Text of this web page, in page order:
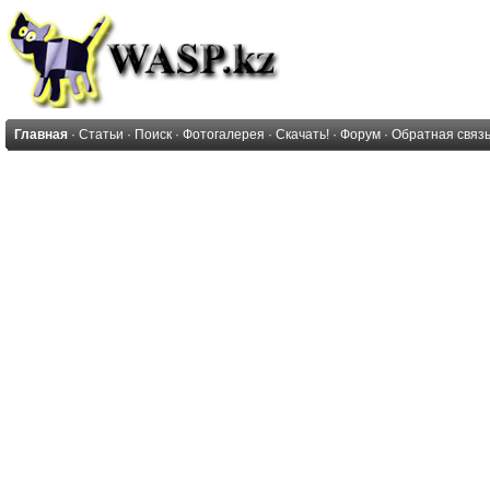
Главная · Статьи · Поиск · Фотогалерея · Скачать! · Форум · Обратная связь